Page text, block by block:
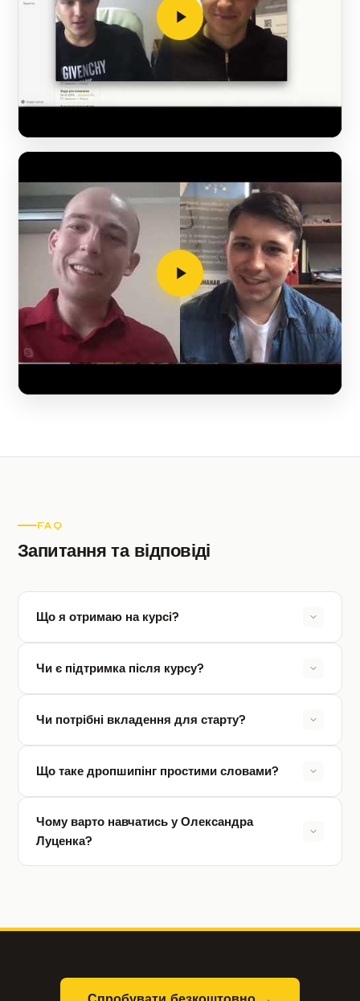
FAQ
Запитання та відповіді
Що я отримаю на курсі?
Чи є підтримка після курсу?
Чи потрібні вкладення для старту?
Що таке дропшипінг простими словами?
Чому варто навчатись у Олександра
Луценка?